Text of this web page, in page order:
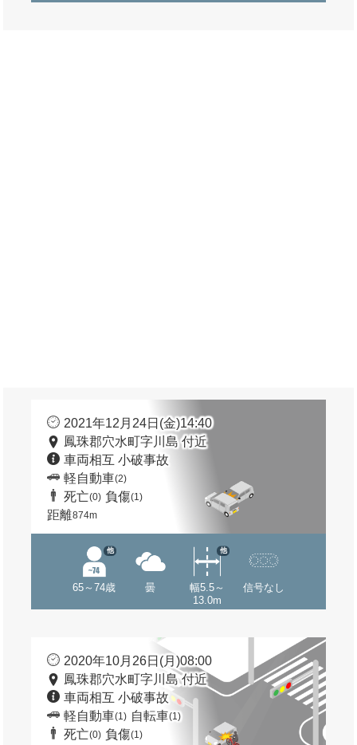
2021年12月24日(金)14:40
鳳珠郡穴水町字川島 付近
車両相互 小破事故
軽自動車(2)
死亡(0) 負傷(1)
距離874m
65～74歳
他
曇
幅5.5～
13.0m
他
信号なし
2020年10月26日(月)08:00
鳳珠郡穴水町字川島 付近
車両相互 小破事故
軽自動車(1) 自転車(1)
死亡(0) 負傷(1)